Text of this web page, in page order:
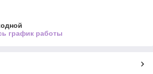
график работы